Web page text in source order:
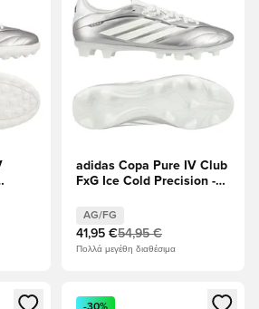
adidas Copa Pure IV Club
FxG Ice Cold Precision -
Μεταλλικό/Νυχτερινό
μεταλλικό
AG/FG
41,95 €54,95 €
Πολλά μεγέθη διαθέσιμα
να συνδεθείτε ή να εγγραφείτε ως
Ανοίγει ένα Modal για να
-30%